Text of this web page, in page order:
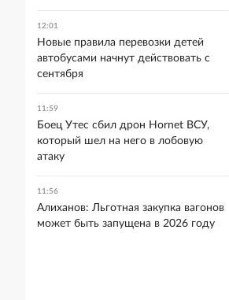
12:01
Новые правила перевозки детей
автобусами начнут действовать с
сентября
11:59
Боец Утес сбил дрон Hornet ВСУ,
который шел на него в лобовую
атаку
11:56
Алиханов: Льготная закупка вагонов
может быть запущена в 2026 году